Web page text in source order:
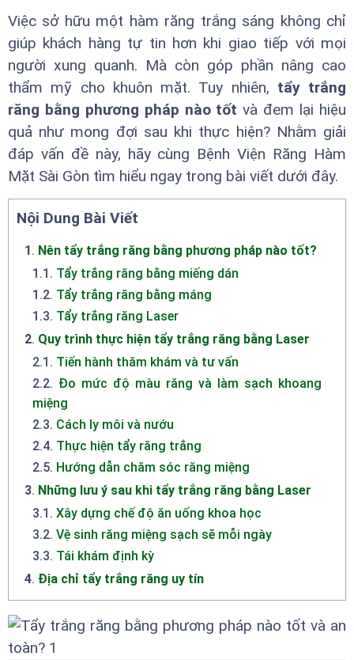
Việc sở hữu một hàm răng trắng sáng không chỉ
giúp khách hàng tự tin hơn khi giao tiếp với mọi
người xung quanh. Mà còn góp phần nâng cao
thẩm mỹ cho khuôn mặt. Tuy nhiên, tẩy trắng
răng bằng phương pháp nào tốt và đem lại hiệu
quả như mong đợi sau khi thực hiện? Nhằm giải
đáp vấn đề này, hãy cùng Bệnh Viện Răng Hàm
Mặt Sài Gòn tìm hiểu ngay trong bài viết dưới đây.
Nội Dung Bài Viết
1. Nên tẩy trắng răng bằng phương pháp nào tốt?
1.1 . Tẩy trắng răng bằng miếng dán
1.2. Tẩy trắng răng bằng máng
1.3. Tẩy trắng răng Laser
2. Quy trình thực hiện tẩy trắng răng bằng Laser
2.1 . Tiến hành thăm khám và tư vấn
2.2. Đo mức độ màu răng và làm sạch khoang
miệng
2.3. Cách ly môi và nướu
2.4. Thực hiện tẩy răng trắng
2.5. Hướng dẫn chăm sóc răng miệng
3. Những lưu ý sau khi tẩy trắng răng bằng Laser
3.1 . Xây dựng chế độ ăn uống khoa học
3.2. Vệ sinh răng miệng sạch sẽ mỗi ngày
3.3. Tái khám định kỳ
4. Địa chỉ tẩy trắng răng uy tín